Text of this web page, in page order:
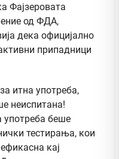
Фајзеровата
од ФДА,
дека официјално
припадници
итна употреба,
неиспитана!
употреба беше
тестирања, кои
кај